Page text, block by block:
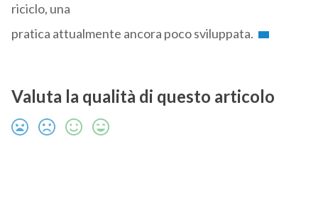
riciclo, una
pratica attualmente ancora poco sviluppata.
Valuta la qualità di questo articolo